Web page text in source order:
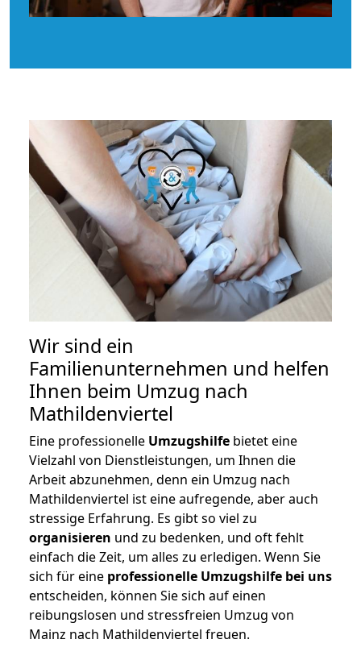
Wir sind ein
Familienunternehmen und helfen
Ihnen beim Umzug nach
Mathildenviertel
Eine professionelle Umzugshilfe bietet eine
Vielzahl von Dienstleistungen, um Ihnen die
Arbeit abzunehmen, denn ein Umzug nach
Mathildenviertel ist eine aufregende, aber auch
stressige Erfahrung. Es gibt so viel zu
organisieren und zu bedenken, und oft fehlt
einfach die Zeit, um alles zu erledigen. Wenn Sie
sich für eine professionelle Umzugshilfe bei uns
entscheiden, können Sie sich auf einen
reibungslosen und stressfreien Umzug von
Mainz nach Mathildenviertel freuen.